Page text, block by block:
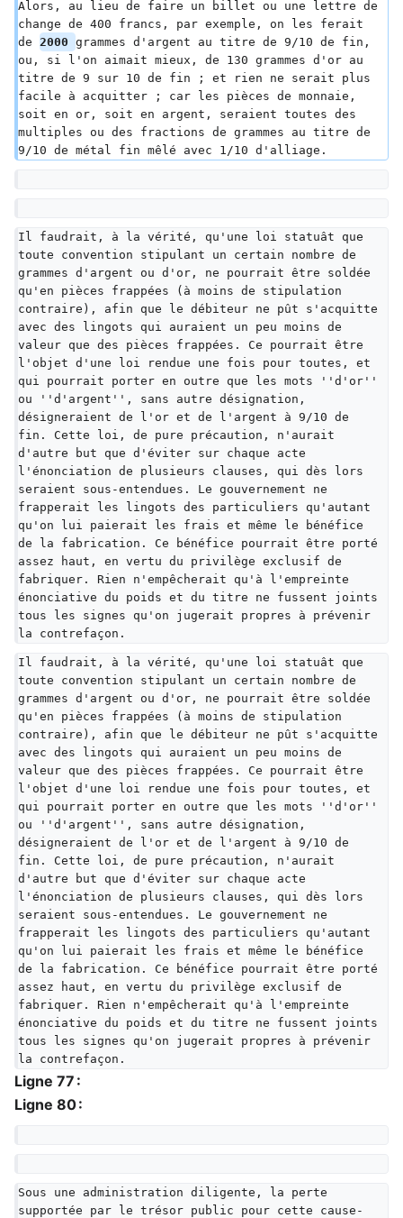
Alors, au lieu de faire un billet ou une lettre de
change de 400 francs, par exemple, on les ferait
de 2000 grammes d'argent au titre de 9/10 de fin,
ou, si l'on aimait mieux, de 130 grammes d'or au
titre de 9 sur 10 de fin ; et rien ne serait plus
facile à acquitter ; car les pièces de monnaie,
soit en or, soit en argent, seraient toutes des
multiples ou des fractions de grammes au titre de
9/10 de métal fin mêlé avec 1/10 d'alliage.
Il faudrait, à la vérité, qu'une loi statuât que
toute convention stipulant un certain nombre de
grammes d'argent ou d'or, ne pourrait être soldée
qu'en pièces frappées (à moins de stipulation
contraire), afin que le débiteur ne pût s'acquitte
avec des lingots qui auraient un peu moins de
valeur que des pièces frappées. Ce pourrait être
l'objet d'une loi rendue une fois pour toutes, et
qui pourrait porter en outre que les mots ''d'or''
ou ''d'argent'', sans autre désignation,
désigneraient de l'or et de l'argent à 9/10 de
fin. Cette loi, de pure précaution, n'aurait
d'autre but que d'éviter sur chaque acte
l'énonciation de plusieurs clauses, qui dès lors
seraient sous-entendues. Le gouvernement ne
frapperait les lingots des particuliers qu'autant
qu'on lui paierait les frais et même le bénéfice
de la fabrication. Ce bénéfice pourrait être porté
assez haut, en vertu du privilège exclusif de
fabriquer. Rien n'empêcherait qu'à l'empreinte
énonciative du poids et du titre ne fussent joints
tous les signes qu'on jugerait propres à prévenir
la contrefaçon.
Il faudrait, à la vérité, qu'une loi statuât que
toute convention stipulant un certain nombre de
grammes d'argent ou d'or, ne pourrait être soldée
qu'en pièces frappées (à moins de stipulation
contraire), afin que le débiteur ne pût s'acquitte
avec des lingots qui auraient un peu moins de
valeur que des pièces frappées. Ce pourrait être
l'objet d'une loi rendue une fois pour toutes, et
qui pourrait porter en outre que les mots ''d'or''
ou ''d'argent'', sans autre désignation,
désigneraient de l'or et de l'argent à 9/10 de
fin. Cette loi, de pure précaution, n'aurait
d'autre but que d'éviter sur chaque acte
l'énonciation de plusieurs clauses, qui dès lors
seraient sous-entendues. Le gouvernement ne
frapperait les lingots des particuliers qu'autant
qu'on lui paierait les frais et même le bénéfice
de la fabrication. Ce bénéfice pourrait être porté
assez haut, en vertu du privilège exclusif de
fabriquer. Rien n'empêcherait qu'à l'empreinte
énonciative du poids et du titre ne fussent joints
tous les signes qu'on jugerait propres à prévenir
la contrefaçon.
Ligne 77 :
Ligne 80 :
Sous une administration diligente, la perte
supportée par le trésor public pour cette cause-